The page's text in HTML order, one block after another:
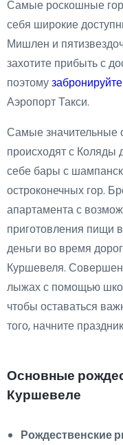
Самые роскошные
себя широкие
Мишлен и
захотите прибыть с
поэтому
Аэропорт Такси.
Самые значительные
происходят с Коляды
себе бары с
остроконечных гор.
апартамента с
приготовления пищи
деньги во время
Куршевеля.
лыжах с помощью
чтобы оставаться
того, начните
Основные
Куршевеле
Рождественские